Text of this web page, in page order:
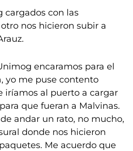
cargados con las
nos hicieron subir a
encaramos para el
yo me puse contento
iríamos al puerto a cargar
que fueran a Malvinas.
andar un rato, no mucho,
donde nos hicieron
Me acuerdo que